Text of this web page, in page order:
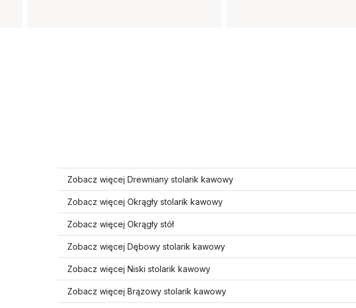
Zobacz więcej Drewniany stolarik kawowy
Zobacz więcej Okrągły stolarik kawowy
Zobacz więcej Okrągły stół
Zobacz więcej Dębowy stolarik kawowy
Zobacz więcej Niski stolarik kawowy
Zobacz więcej Brązowy stolarik kawowy